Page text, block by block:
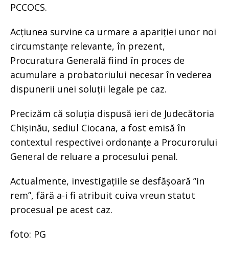
PCCOCS.
Acțiunea survine ca urmare a apariției unor noi
circumstanțe relevante, în prezent,
Procuratura Generală fiind în proces de
acumulare a probatoriului necesar în vederea
dispunerii unei soluții legale pe caz.
Precizăm că soluția dispusă ieri de Judecătoria
Chișinău, sediul Ciocana, a fost emisă în
contextul respectivei ordonanțe a Procurorului
General de reluare a procesului penal.
Actualmente, investigațiile se desfășoară ”in
rem”, fără a-i fi atribuit cuiva vreun statut
procesual pe acest caz.
foto: PG